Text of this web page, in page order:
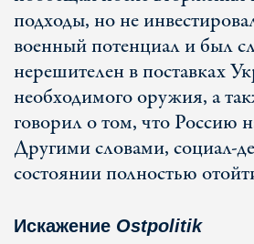
подходы, но не
военный потенциал и был
нерешителен в поставках
необходимого оружия, а
говорил о том, что Россию
Другими словами, социал-
состоянии полностью
Искажение Ostpolitik